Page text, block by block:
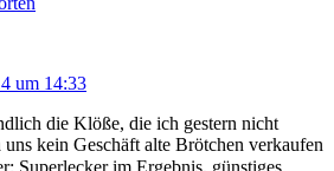
um 14:33
die Klöße, die ich gestern nicht
uns kein Geschäft alte Brötchen verkaufen